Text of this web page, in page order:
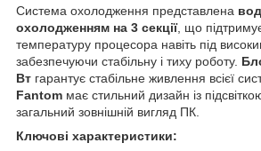
Система охолодження представлена
охолодженням на 3 секції, що
температуру процесора навіть під
забезпечуючи стабільну і тиху роботу.
Вт гарантує стабільне живлення всієї
Fantom має стильний дизайн із
загальний зовнішній вигляд ПК.
Ключові характеристики: